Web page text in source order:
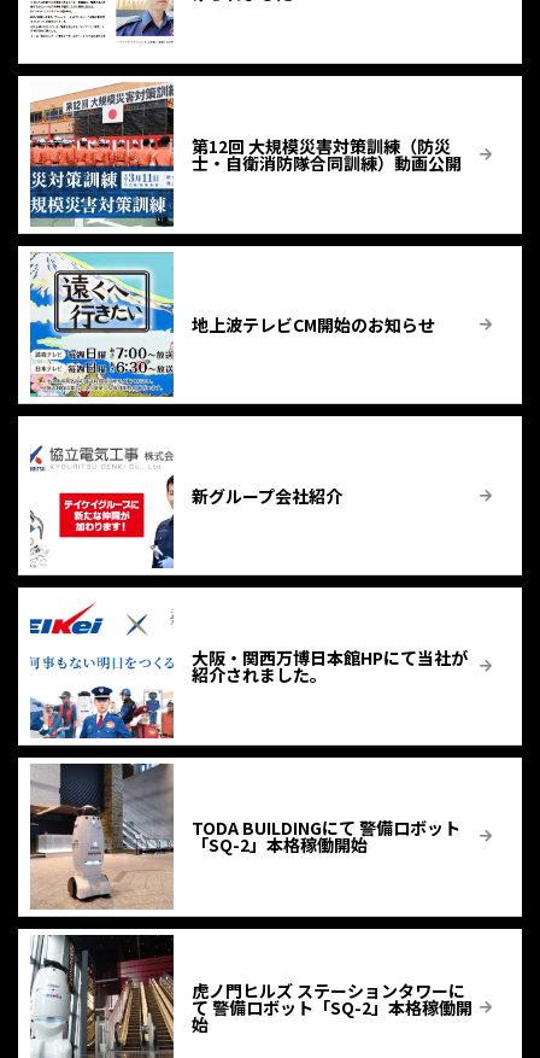
第12回 大規模災害対策訓練（防災
士・自衛消防隊合同訓練）動画公開
地上波テレビCM開始のお知らせ
新グループ会社紹介
大阪・関西万博日本館HPにて当社が
紹介されました。
TODA BUILDINGにて 警備ロボット
「SQ-2」本格稼働開始
虎ノ門ヒルズ ステーションタワーに
て 警備ロボット「SQ-2」本格稼働開
始